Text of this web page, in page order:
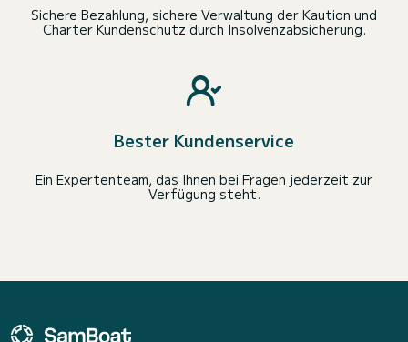
Sichere Bezahlung, sichere Verwaltung der Kaution und
Charter Kundenschutz durch Insolvenzabsicherung.
Bester Kundenservice
Ein Expertenteam, das Ihnen bei Fragen jederzeit zur
Verfügung steht.